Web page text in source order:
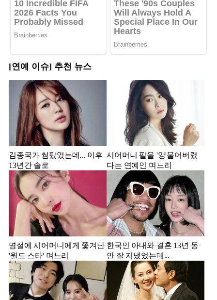
[연예 이슈] 추천 뉴스
김종국가 썸탔었는데... 이후
13년간 솔로
시어머니 팔을 '앙'물어버렸
다는 연예인 며느리
명절에 시어머니에게 쫓겨난
'월드 스타' 며느리
한국인 아내와 결혼 13년 동
안 잘 지냈었는데...